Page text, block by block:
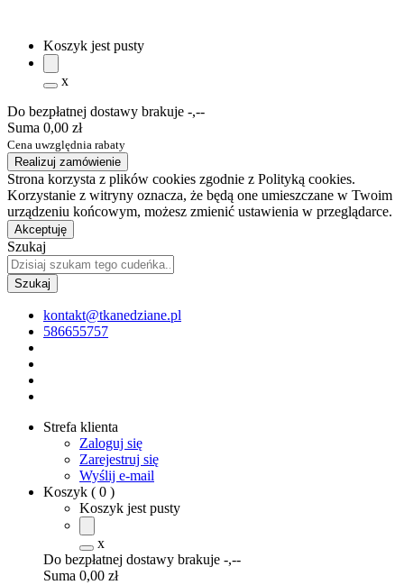
Koszyk jest pusty
x
Do bezpłatnej dostawy brakuje -,--
Suma 0,00 zł
Cena uwzględnia rabaty
Realizuj zamówienie
Strona korzysta z plików cookies zgodnie z Polityką cookies.
Korzystanie z witryny oznacza, że będą one umieszczane w Twoim
urządzeniu końcowym, możesz zmienić ustawienia w przeglądarce.
Akceptuję
Szukaj
kontakt@tkanedziane.pl
586655757
Strefa klienta
Zaloguj się
Zarejestruj się
Wyślij e-mail
Koszyk ( 0 )
Koszyk jest pusty
x
Do bezpłatnej dostawy brakuje -,--
Suma 0,00 zł